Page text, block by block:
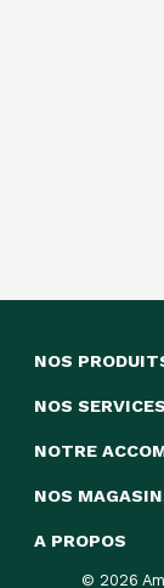
NOS
NOS SERVICES
NOTRE
NOS
A PROPOS
© 2026